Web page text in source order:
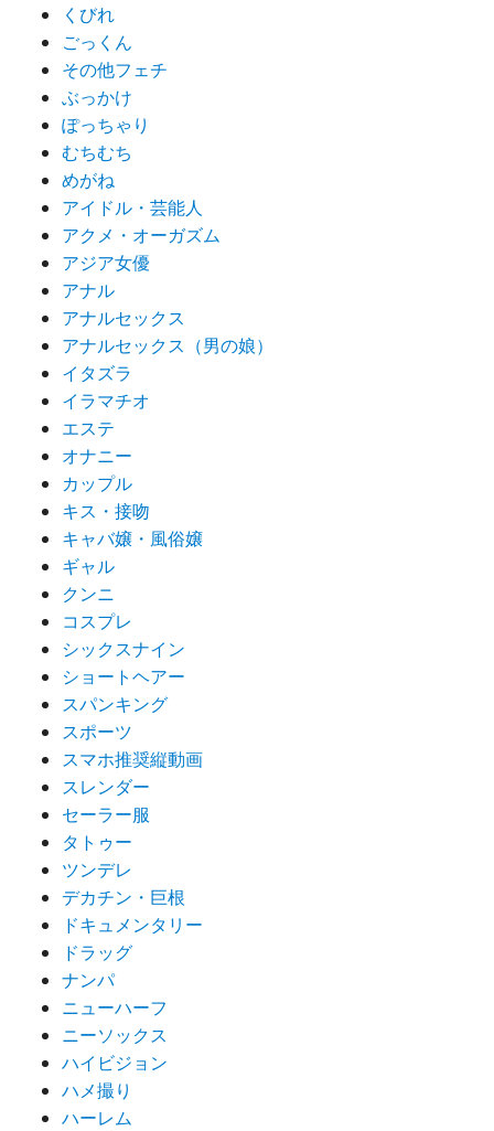
くびれ
ごっくん
その他フェチ
ぶっかけ
ぽっちゃり
むちむち
めがね
アイドル・芸能人
アクメ・オーガズム
アジア女優
アナル
アナルセックス
アナルセックス（男の娘）
イタズラ
イラマチオ
エステ
オナニー
カップル
キス・接吻
キャバ嬢・風俗嬢
ギャル
クンニ
コスプレ
シックスナイン
ショートヘアー
スパンキング
スポーツ
スマホ推奨縦動画
スレンダー
セーラー服
タトゥー
ツンデレ
デカチン・巨根
ドキュメンタリー
ドラッグ
ナンパ
ニューハーフ
ニーソックス
ハイビジョン
ハメ撮り
ハーレム